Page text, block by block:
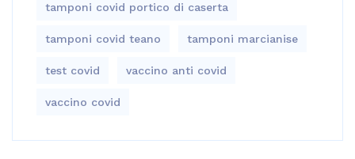
tamponi covid portico di caserta
tamponi covid teano tamponi marcianise
test covid vaccino anti covid
vaccino covid